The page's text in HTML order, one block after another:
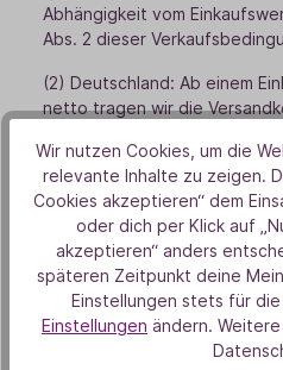
Abhängigkeit vom
Abs. 2 dieser
(2) Deutschland: Ab einem
netto tragen wir die
tragen. Österreich: Ab
netto tragen wir die
Käufer die Versandkosten in
zu tragen.
(3) Der Gefahrübergang
(4) Vereinbarte Lieferfristen
Wir nutzen Cookies, um die
relevante Inhalte zu zeigen.
Cookies akzeptieren“ dem
oder dich per Klick auf
akzeptieren“ anders
späteren Zeitpunkt deine
Einstellungen stets für
Einstellungen ändern.